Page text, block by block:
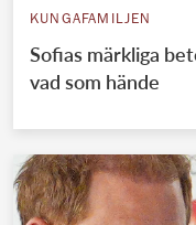
KUNGAFAMILJEN
Sofias märkliga
vad som hände